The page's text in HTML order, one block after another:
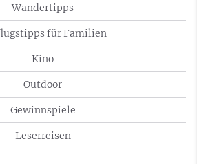
Wandertipps
für Familien
Kino
Outdoor
Gewinnspiele
Leserreisen